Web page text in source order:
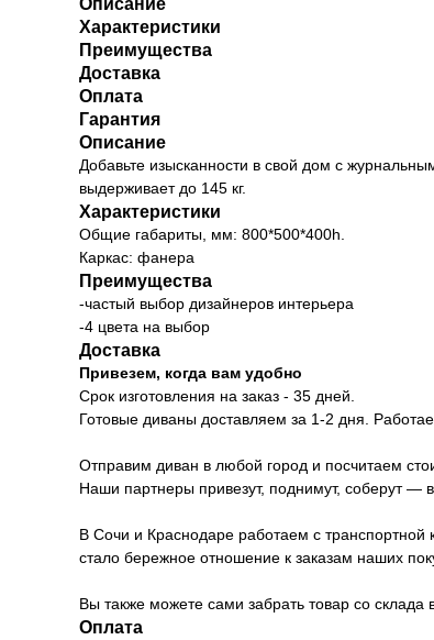
Описание
Характеристики
Преимущества
Доставка
Оплата
Гарантия
Описание
Добавьте изысканности в свой дом с
выдерживает до 145 кг.
Характеристики
Общие габариты, мм: 800*500*400h.
Каркас: фанера
Преимущества
-частый выбор дизайнеров интерьера
-4 цвета на выбор
Доставка
Привезем, когда вам удобно
Срок изготовления на заказ - 35 дней.
Готовые диваны доставляем за 1-2 дня.
Отправим диван в любой город и посчитаем
Наши партнеры привезут, поднимут, соберут —
В Сочи и Краснодаре работаем с
стало бережное отношение к заказам наших
Вы также можете сами забрать товар со склада
Оплата